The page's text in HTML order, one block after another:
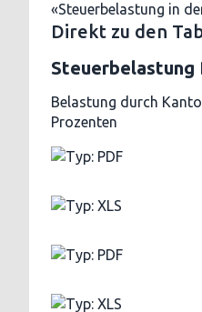
«Steuerbelastung in
Direkt zu den
Steuerbelastung
Belastung durch
Prozenten